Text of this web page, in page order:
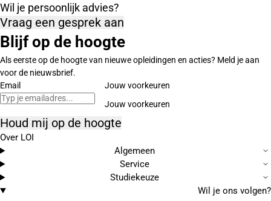
Wil je persoonlijk advies?
Vraag een gesprek aan
Blijf op de hoogte
Als eerste op de hoogte van nieuwe opleidingen en acties? Meld je aan
voor de nieuwsbrief.
Email
Jouw voorkeuren
Houd mij op de hoogte
Over LOI
Algemeen
Service
Studiekeuze
Wil je ons volgen?